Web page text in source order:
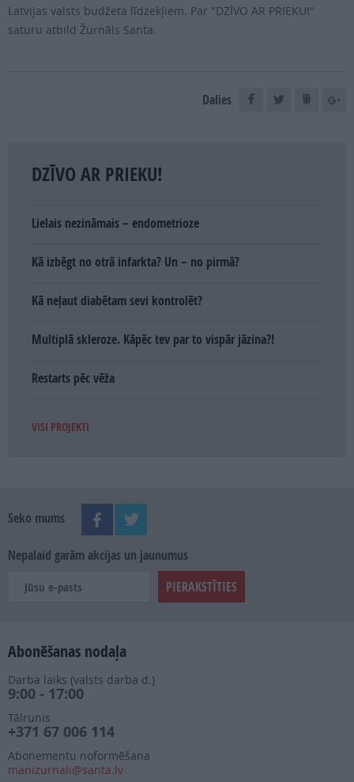
Latvijas valsts budžeta līdzekļiem. Par "DZĪVO AR PRIEKU!"
saturu atbild Žurnāls Santa.
Dalies
DZĪVO AR PRIEKU!
Lielais nezināmais – endometrioze
Kā izbēgt no otrā infarkta? Un – no pirmā?
Kā neļaut diabētam sevi kontrolēt?
Multiplā skleroze. Kāpēc tev par to vispār jāzina?!
Restarts pēc vēža
VISI PROJEKTI
Seko mums
Nepalaid garām akcijas un jaunumus
Abonēšanas nodaļa
Darba laiks (valsts darba d.)
9:00 - 17:00
Tālrunis
+371 67 006 114
Abonementu noformēšana
manizurnali@santa.lv